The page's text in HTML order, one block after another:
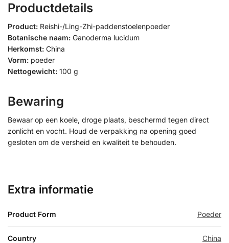
Productdetails
Product: Reishi-/Ling-Zhi-paddenstoelenpoeder
Botanische naam: Ganoderma lucidum
Herkomst: China
Vorm: poeder
Nettogewicht: 100 g
Bewaring
Bewaar op een koele, droge plaats, beschermd tegen direct
zonlicht en vocht. Houd de verpakking na opening goed
gesloten om de versheid en kwaliteit te behouden.
Extra informatie
Product Form Poeder
Country China